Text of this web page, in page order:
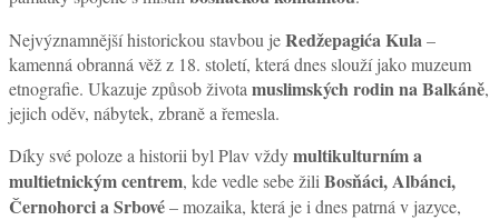
Nejvýznamnější historickou stavbou jeRedžepagića Kula –
kamenná obranná věž z 18. století, která dnes slouží jako muzeum
etnografie. Ukazuje způsob života muslimských rodin na Balkáně,
jejich oděv, nábytek, zbraně a řemesla.
Díky své poloze a historii byl Plav vždymultikulturním a
multietnickým centrem, kde vedle sebe žili Bosňáci, Albánci,
Černohorci a Srbové– mozaika, která je i dnes patrná v jazyce,